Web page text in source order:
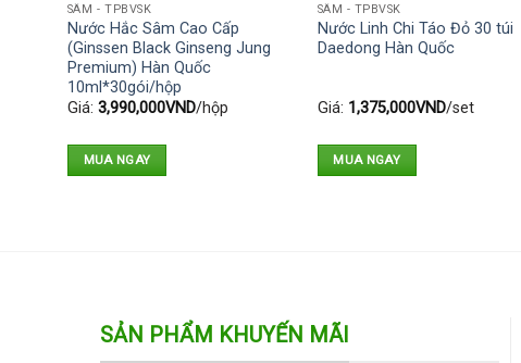
SÂM - TPBVSK
Nước Hắc Sâm Cao Cấp
(Ginssen Black Ginseng Jung
Premium) Hàn Quốc
10ml*30gói/hộp
Giá: 3,990,000VND/hộp
MUA NGAY
SÂM - TPBVSK
Nước Linh Chi Táo Đỏ 30 túi
Daedong Hàn Quốc
Giá: 1,375,000VND/set
MUA NGAY
SẢN PHẨM KHUYẾN MÃI